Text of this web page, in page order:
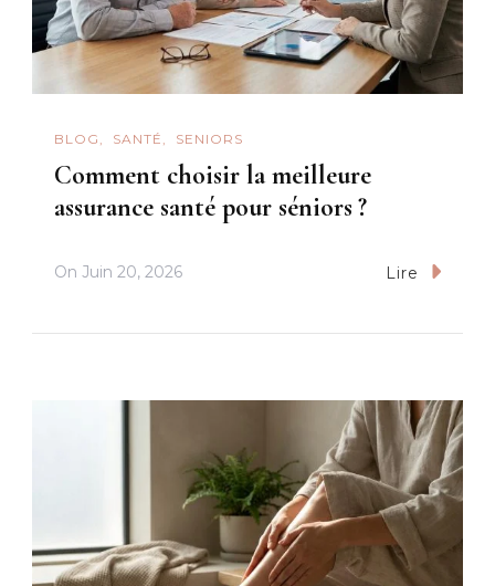
BLOG SANTÉ SENIORS
Comment choisir la meilleure
assurance santé pour séniors ?
On Juin 20, 2026 Lire